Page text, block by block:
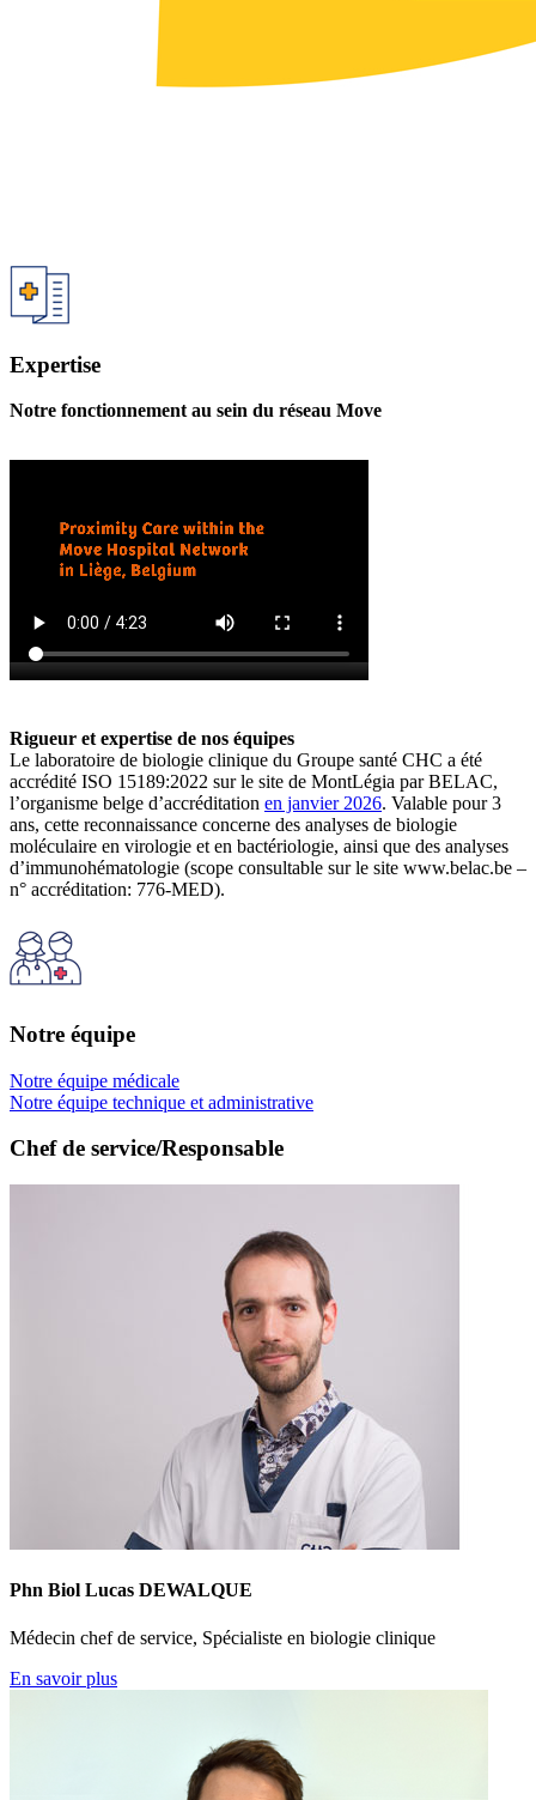
Expertise
Notre fonctionnement au sein du réseau Move
Rigueur et expertise de nos équipes
Le laboratoire de biologie clinique du Groupe santé CHC a été
accrédité ISO 15189:2022 sur le site de MontLégia par BELAC,
l’organisme belge d’accréditation en janvier 2026. Valable pour 3
ans, cette reconnaissance concerne des analyses de biologie
moléculaire en virologie et en bactériologie, ainsi que des analyses
d’immunohématologie (scope consultable sur le site www.belac.be –
n° accréditation: 776-MED).
Notre équipe
Notre équipe médicale
Notre équipe technique et administrative
Chef de service/Responsable
Phn Biol Lucas DEWALQUE
Médecin chef de service, Spécialiste en biologie clinique
En savoir plus